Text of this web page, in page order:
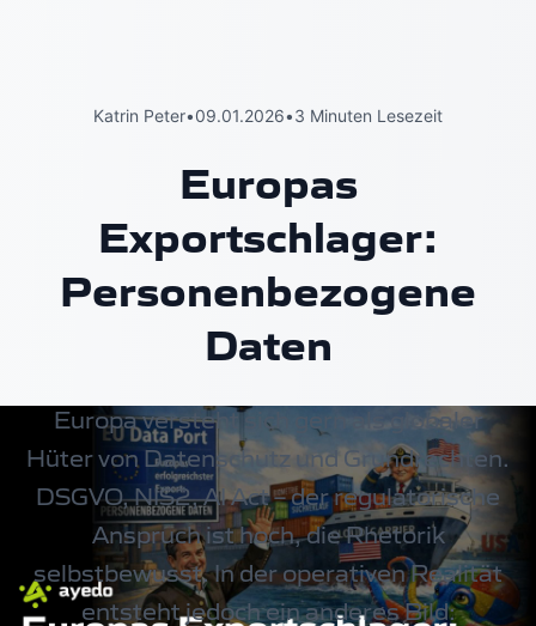
Katrin Peter•09.01.2026•3 Minuten Lesezeit
Europas
Exportschlager:
Personenbezogene
Daten
Europa versteht sich gern als globaler
Hüter von Datenschutz und Grundrechten.
DSGVO, NIS2, AI Act – der regulatorische
Anspruch ist hoch, die Rhetorik
selbstbewusst. In der operativen Realität
entsteht jedoch ein anderes Bild: